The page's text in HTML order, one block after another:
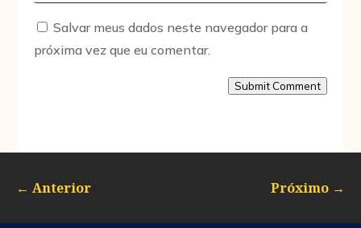
Salvar meus dados neste navegador para a
próxima vez que eu comentar.
Submit Comment
← Anterior Próximo →